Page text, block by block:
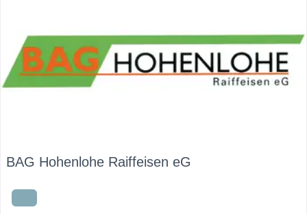
BAG Hohenlohe Raiffeisen eG